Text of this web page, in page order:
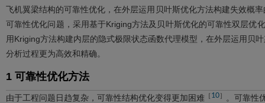
飞机翼梁结构的可靠性优化，在外层运用贝叶斯优化方法构建失效概
可靠性优化问题，采用基于Kriging方法及贝叶斯优化的可靠性双层优
用Kriging方法构建内层的隐式极限状态函数代理模型，在外层运用贝
分析过程更为高效和精确。
1 可靠性优化方法
由于工程问题日趋复杂，可靠性结构优化变得更加困难 ［ 10］
。可靠性